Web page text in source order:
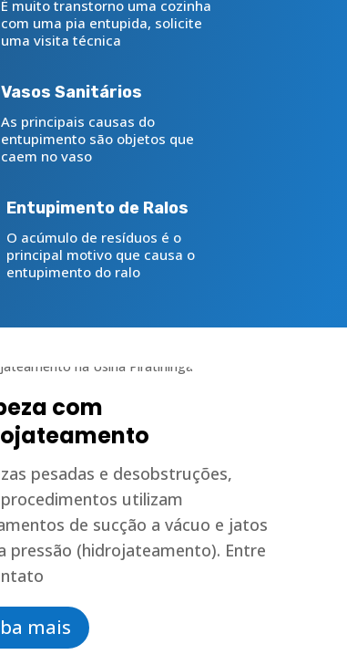
É muito transtorno uma cozinha
com uma pia entupida, solicite
uma visita técnica
Vasos Sanitários
As principais causas do
entupimento são objetos que
caem no vaso
Entupimento de Ralos
O acúmulo de resíduos é o
principal motivo que causa o
entupimento do ralo
com
pesadas e desobstruções,
utilizam
de sucção a vácuo e jatos
pressão (hidrojateamento). Entre
mais